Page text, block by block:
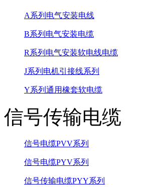
A系列电气安装电线
B系列电气安装电缆
R系列电气安装软电线电缆
J系列电机引接线系列
Y系列通用橡套软电缆
信号传输电缆
信号电缆PVV系列
信号电缆PYV系列
信号传输电缆PYY系列